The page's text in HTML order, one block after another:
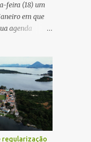
feira (18) um
em que
agenda
de
e centro de
A
pela ousadia do
em um novo
e
a conversa
regularização